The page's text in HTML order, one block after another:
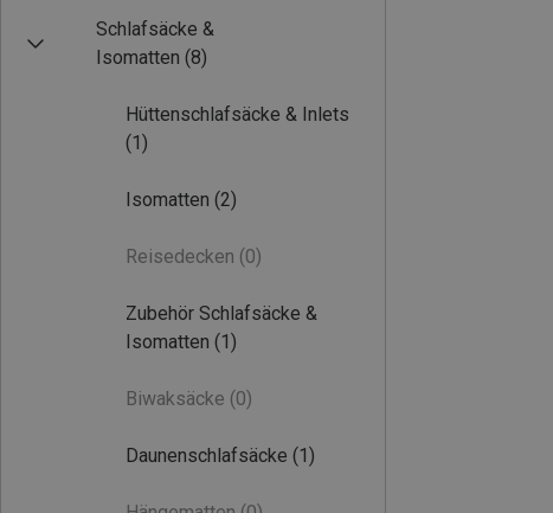
Schlafsäcke &
Isomatten (8)
Hüttenschlafsäcke & Inlets
(1)
Isomatten (2)
Reisedecken (0)
Zubehör Schlafsäcke &
Isomatten (1)
Biwaksäcke (0)
Daunenschlafsäcke (1)